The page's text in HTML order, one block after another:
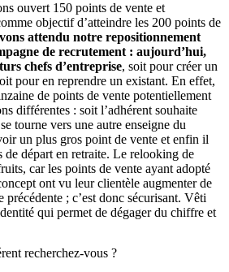
ouvert 150 points de vente et
objectif d’atteindre les 200 points de
attendu notre repositionnement
de recrutement : aujourd’hui,
chefs d’entreprise, soit pour créer un
pour en reprendre un existant. En effet,
de points de vente potentiellement
différentes : soit l’adhérent souhaite
tourne vers une autre enseigne du
un plus gros point de vente et enfin il
de départ en retraite. Le relooking de
car les points de vente ayant adopté
ont vu leur clientèle augmenter de
précédente ; c’est donc sécurisant. Vêti
qui permet de dégager du chiffre et
recherchez-vous ?